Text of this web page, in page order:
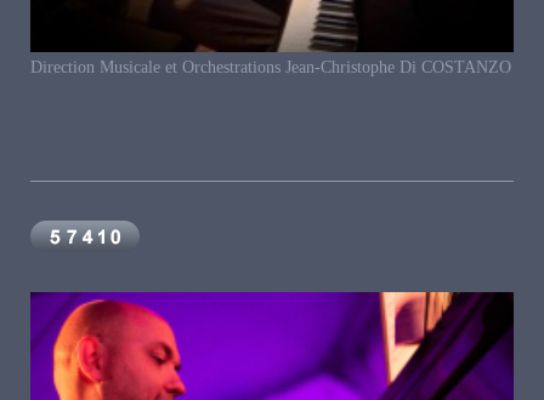
Direction Musicale et Orchestrations Jean-Christophe Di COSTANZO